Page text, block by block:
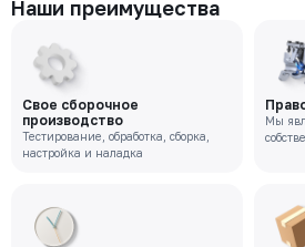
Наши преимущества
Свое сборочное
производство
Тестирование, обработка, сборка,
настройка и наладка
Мы